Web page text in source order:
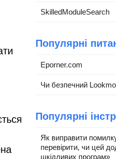
SkilledModuleSearch
Популярні
Eporner.com
Чи безпечний
Популярні
Як виправити
перевірити, чи цей
шкідливих програм»